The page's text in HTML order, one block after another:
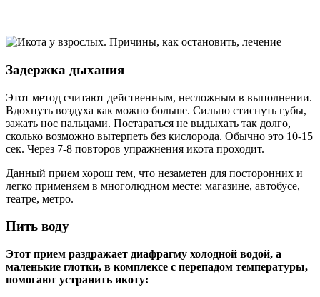
Задержка дыхания
Этот метод считают действенным, несложным в выполнении.
Вдохнуть воздуха как можно больше. Сильно стиснуть губы,
зажать нос пальцами. Постараться не выдыхать так долго,
сколько возможно вытерпеть без кислорода. Обычно это 10-15
сек. Через 7-8 повторов упражнения икота проходит.
Данный прием хорош тем, что незаметен для посторонних и
легко применяем в многолюдном месте: магазине, автобусе,
театре, метро.
Пить воду
Этот прием раздражает диафрагму холодной водой, а
маленькие глотки, в комплексе с перепадом температуры,
помогают устранить икоту: